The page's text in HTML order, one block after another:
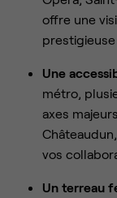
offre une
Une
métro,
axes
vos
Un terreau